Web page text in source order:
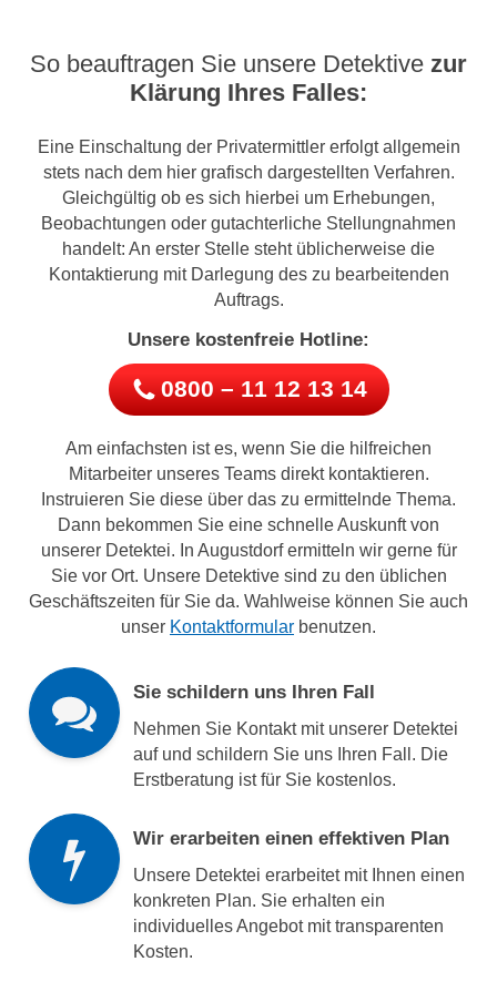
So beauftragen Sie unsere Detektive zur
Klärung Ihres Falles:
Eine Einschaltung der Privatermittler erfolgt allgemein
stets nach dem hier grafisch dargestellten Verfahren.
Gleichgültig ob es sich hierbei um Erhebungen,
Beobachtungen oder gutachterliche Stellungnahmen
handelt: An erster Stelle steht üblicherweise die
Kontaktierung mit Darlegung des zu bearbeitenden
Auftrags.
Unsere kostenfreie Hotline:
0800 – 11 12 13 14
Am einfachsten ist es, wenn Sie die hilfreichen
Mitarbeiter unseres Teams direkt kontaktieren.
Instruieren Sie diese über das zu ermittelnde Thema.
Dann bekommen Sie eine schnelle Auskunft von
unserer Detektei. In Augustdorf ermitteln wir gerne für
Sie vor Ort. Unsere Detektive sind zu den üblichen
Geschäftszeiten für Sie da. Wahlweise können Sie auch
unser Kontaktformular benutzen.
Sie schildern uns Ihren Fall
Nehmen Sie Kontakt mit unserer Detektei
auf und schildern Sie uns Ihren Fall. Die
Erstberatung ist für Sie kostenlos.
Wir erarbeiten einen effektiven Plan
Unsere Detektei erarbeitet mit Ihnen einen
konkreten Plan. Sie erhalten ein
individuelles Angebot mit transparenten
Kosten.